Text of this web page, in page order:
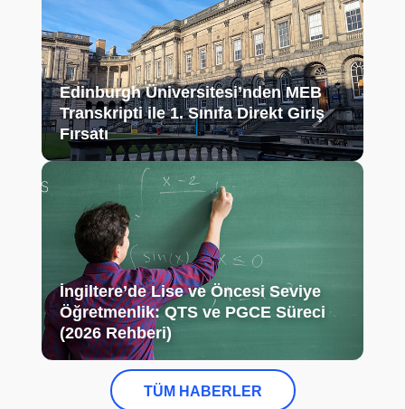
Edinburgh Üniversitesi’nden MEB
Transkripti ile 1. Sınıfa Direkt Giriş
Fırsatı
İngiltere’de Lise ve Öncesi Seviye
Öğretmenlik: QTS ve PGCE Süreci
(2026 Rehberi)
TÜM HABERLER